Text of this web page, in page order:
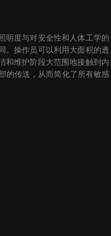
明度与对安全性和人体工学的
。操作员可以利用大面积的透
和维护阶段大范围地接触到内
的传送，从而简化了所有敏感